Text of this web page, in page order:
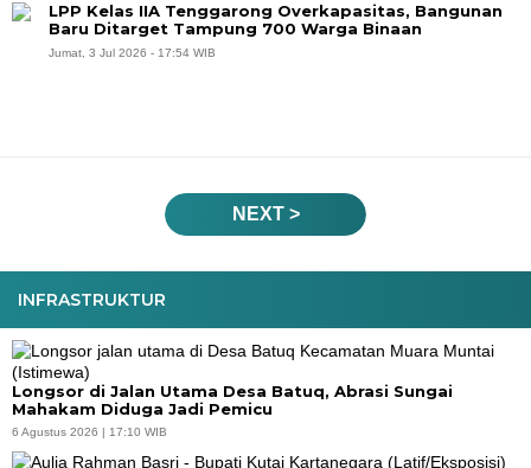
INFRASTRUKTUR
Longsor di Jalan Utama Desa Batuq, Abrasi Sungai
Mahakam Diduga Jadi Pemicu
6 Agustus 2026 | 17:10 WIB
LPP Kelas IIA Tenggarong Overkapasitas, Bangunan
Baru Ditarget Tampung 700 Warga Binaan
Jumat, 3 Jul 2026 - 17:54 WIB
NEXT >